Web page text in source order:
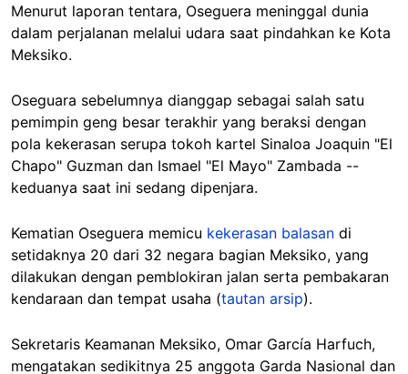
Menurut laporan tentara, Oseguera meninggal dunia
dalam perjalanan melalui udara saat pindahkan ke Kota
Meksiko.
Oseguara sebelumnya dianggap sebagai salah satu
pemimpin geng besar terakhir yang beraksi dengan
pola kekerasan serupa tokoh kartel Sinaloa Joaquin "El
Chapo" Guzman dan Ismael "El Mayo" Zambada --
keduanya saat ini sedang dipenjara.
Kematian Oseguera memicu kekerasan balasan di
setidaknya 20 dari 32 negara bagian Meksiko, yang
dilakukan dengan pemblokiran jalan serta pembakaran
kendaraan dan tempat usaha (tautan arsip).
Sekretaris Keamanan Meksiko, Omar García Harfuch,
mengatakan sedikitnya 25 anggota Garda Nasional dan